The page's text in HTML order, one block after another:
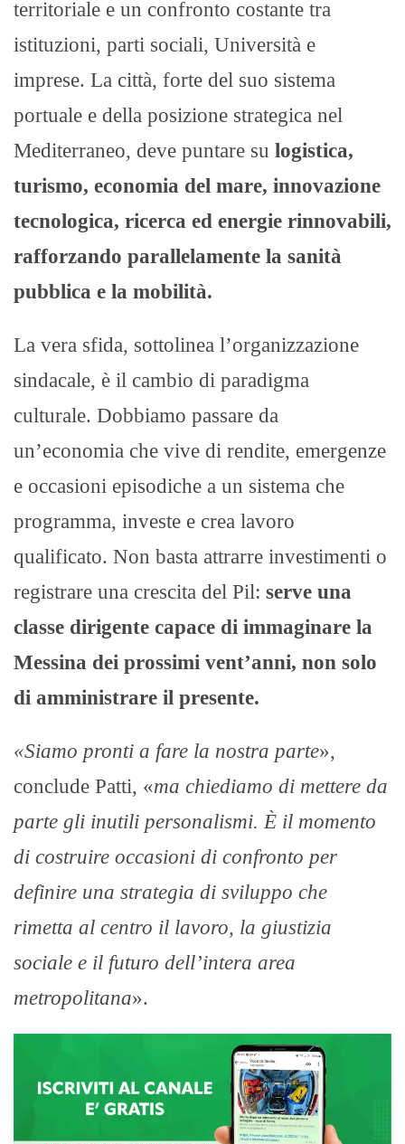
territoriale e un confronto costante tra
istituzioni, parti sociali, Università e
imprese. La città, forte del suo sistema
portuale e della posizione strategica nel
Mediterraneo, deve puntare su logistica,
turismo, economia del mare, innovazione
tecnologica, ricerca ed energie rinnovabili,
rafforzando parallelamente la sanità
pubblica e la mobilità.
La vera sfida, sottolinea l’organizzazione
sindacale, è il cambio di paradigma
culturale. Dobbiamo passare da
un’economia che vive di rendite, emergenze
e occasioni episodiche a un sistema che
programma, investe e crea lavoro
qualificato. Non basta attrarre investimenti o
registrare una crescita del Pil: serve una
classe dirigente capace di immaginare la
Messina dei prossimi vent’anni, non solo
di amministrare il presente.
«Siamo pronti a fare la nostra parte»,
conclude Patti, «ma chiediamo di mettere da
parte gli inutili personalismi. È il momento
di costruire occasioni di confronto per
definire una strategia di sviluppo che
rimetta al centro il lavoro, la giustizia
sociale e il futuro dell’intera area
metropolitana».